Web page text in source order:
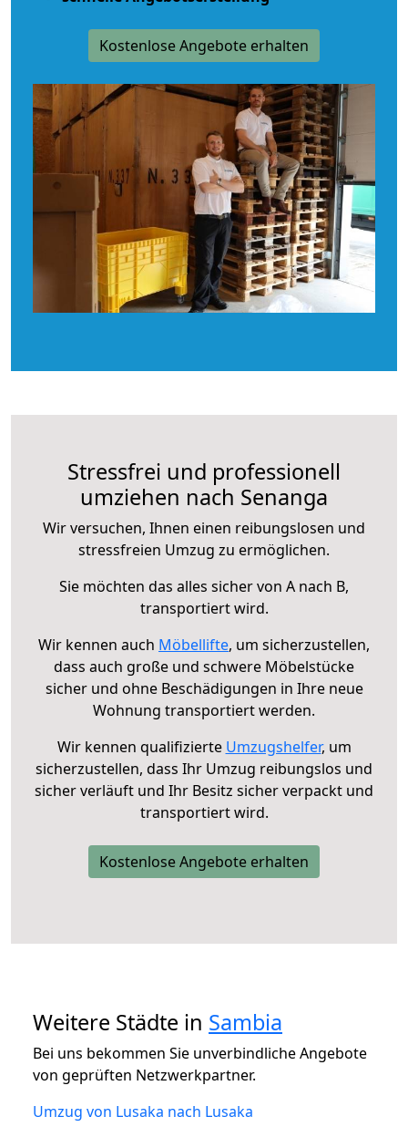
Kostenlose Angebote erhalten
Stressfrei und professionell
umziehen nach Senanga
Wir versuchen, Ihnen einen reibungslosen und
stressfreien Umzug zu ermöglichen.
Sie möchten das alles sicher von A nach B,
transportiert wird.
Wir kennen auch Möbellifte, um sicherzustellen,
dass auch große und schwere Möbelstücke
sicher und ohne Beschädigungen in Ihre neue
Wohnung transportiert werden.
Wir kennen qualifizierte Umzugshelfer, um
sicherzustellen, dass Ihr Umzug reibungslos und
sicher verläuft und Ihr Besitz sicher verpackt und
transportiert wird.
Kostenlose Angebote erhalten
Weitere Städte in Sambia
Bei uns bekommen Sie unverbindliche Angebote
von geprüften Netzwerkpartner.
Umzug von Lusaka nach Lusaka